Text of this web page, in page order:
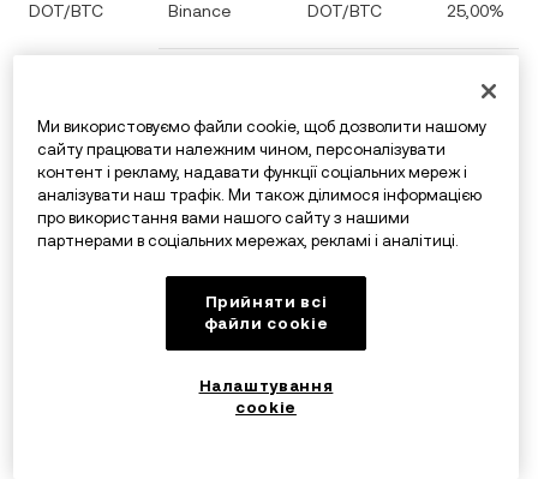
DOT/BTC Binance DOT/BTC 25,00%
25,00%
DOT/BTC 25,00%
OKX DOT/BTC 25,00%
Binance DOT/BTC
Bybit DOT/USDT
Ми використовуємо файли cookie, щоб дозволити нашому
сайту працювати належним чином, персоналізувати
контент і рекламу, надавати функції соціальних мереж і
аналізувати наш трафік. Ми також ділимося інформацією
про використання вами нашого сайту з нашими
партнерами в соціальних мережах, рекламі і аналітиці.
Прийняти всі
файли сookie
Налаштування
cookie